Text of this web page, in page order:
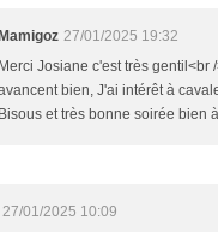
Mamigoz 27/01/2025 19:32
Merci Josiane c'est très gentil<br
bien, J'ai intérêt à
Bisous et très bonne soirée bien
27/01/2025 10:09